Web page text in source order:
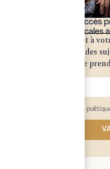
Bénéficiez d'un accès
opportunités fiscales
Notre cabinet met à
approfondies sur des
vous permettre de
j'ai lu et j'accepte la